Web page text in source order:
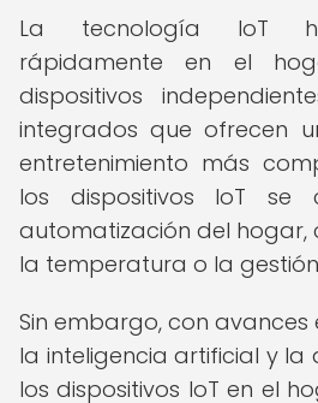
La tecnología IoT
rápidamente en el
dispositivos
integrados que ofrecen
entretenimiento más
los dispositivos IoT se
automatización del hogar,
la temperatura o la
Sin embargo, con
la inteligencia artificial y
los dispositivos IoT en el